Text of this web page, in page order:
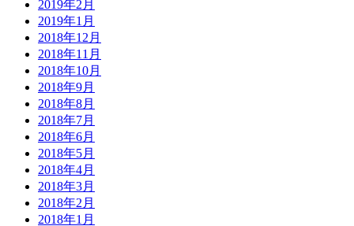
2019年2月
2019年1月
2018年12月
2018年11月
2018年10月
2018年9月
2018年8月
2018年7月
2018年6月
2018年5月
2018年4月
2018年3月
2018年2月
2018年1月